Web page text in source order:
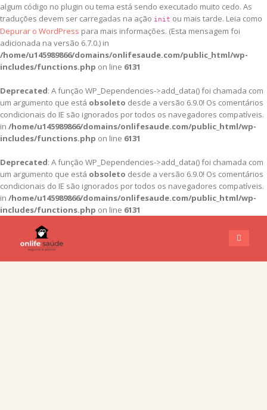
algum código no plugin ou tema está sendo executado muito cedo. As
traduções devem ser carregadas na ação init ou mais tarde. Leia como
Depurar o WordPress para mais informações. (Esta mensagem foi
adicionada na versão 6.7.0.) in
/home/u145989866/domains/onlifesaude.com/public_html/wp-
includes/functions.php on line 6131
Deprecated: A função WP_Dependencies->add_data() foi chamada com
um argumento que está obsoleto desde a versão 6.9.0! Os comentários
condicionais do IE são ignorados por todos os navegadores compatíveis.
in /home/u145989866/domains/onlifesaude.com/public_html/wp-
includes/functions.php on line 6131
Deprecated: A função WP_Dependencies->add_data() foi chamada com
um argumento que está obsoleto desde a versão 6.9.0! Os comentários
condicionais do IE são ignorados por todos os navegadores compatíveis.
in /home/u145989866/domains/onlifesaude.com/public_html/wp-
includes/functions.php on line 6131